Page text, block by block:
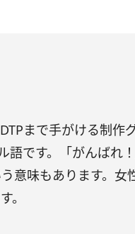
まで手がける制作
語です。「がんばれ
意味もあります。女
。